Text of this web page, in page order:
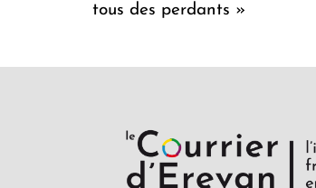
tous des perdants »